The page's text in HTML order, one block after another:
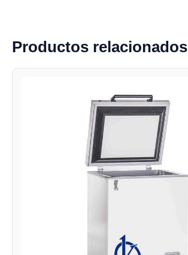
Productos relacionados